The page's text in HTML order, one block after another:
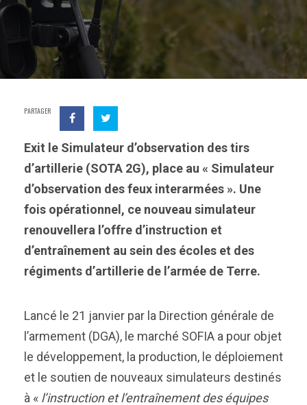
PARTAGER
Exit le Simulateur d’observation des tirs
d’artillerie (SOTA 2G), place au « Simulateur
d’observation des feux interarmées ». Une
fois opérationnel, ce nouveau simulateur
renouvellera l’offre d’instruction et
d’entraînement au sein des écoles et des
régiments d’artillerie de l’armée de Terre.
Lancé le 21 janvier par la Direction générale de
l’armement (DGA), le marché SOFIA a pour objet
le développement, la production, le déploiement
et le soutien de nouveaux simulateurs destinés
à « l’instruction et l’entraînement des équipes